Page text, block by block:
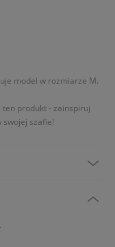
model w rozmiarze M.
ten produkt - zainspiruj
swojej szafie!